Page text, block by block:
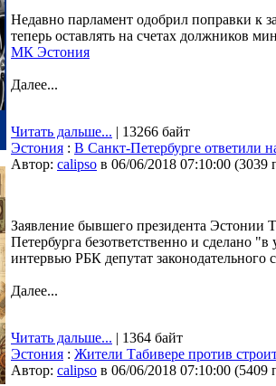
Недавно парламент одобрил поправки к
теперь оставлять на счетах должников
МК Эстония
Далее...
Читать дальше... | 13266 байт
Эстония : В Санкт-Петербурге ответили
Автор: calipso в 06/06/2018 07:10:00 (3039
Заявление бывшего президента Эстонии
Петербурга безответственно и сделано
интервью РБК депутат
Далее...
Читать дальше... | 1364 байт
Эстония : Жители Табивере против
Автор: calipso в 06/06/2018 07:10:00 (5409